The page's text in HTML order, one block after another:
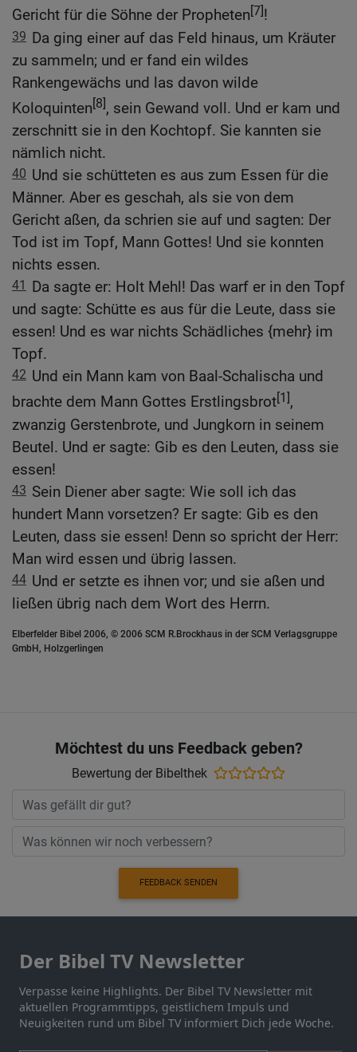
Gericht für die Söhne der Propheten[7]!
39 Da ging einer auf das Feld hinaus, um Kräuter
zu sammeln; und er fand ein wildes
Rankengewächs und las davon wilde
Koloquinten[8], sein Gewand voll. Und er kam und
zerschnitt sie in den Kochtopf. Sie kannten sie
nämlich nicht.
40 Und sie schütteten es aus zum Essen für die
Männer. Aber es geschah, als sie von dem
Gericht aßen, da schrien sie auf und sagten: Der
Tod ist im Topf, Mann Gottes! Und sie konnten
nichts essen.
41
Da sagte er: Holt Mehl! Das warf er in den Topf
und sagte: Schütte es aus für die Leute, dass sie
essen! Und es war nichts Schädliches {mehr} im
Topf.
42 Und ein Mann kam von Baal-Schalischa und
brachte dem Mann Gottes Erstlingsbrot[1],
zwanzig Gerstenbrote, und Jungkorn in seinem
Beutel. Und er sagte: Gib es den Leuten, dass sie
essen!
43 Sein Diener aber sagte: Wie soll ich das
hundert Mann vorsetzen? Er sagte: Gib es den
Leuten, dass sie essen! Denn so spricht der Herr:
Man wird essen und übrig lassen.
44 Und er setzte es ihnen vor; und sie aßen und
ließen übrig nach dem Wort des Herrn.
Elberfelder Bibel 2006, © 2006 SCM R.Brockhaus in der SCM Verlagsgruppe
GmbH, Holzgerlingen
Möchtest du uns Feedback geben?
Bewertung der Bibelthek
FEEDBACK SENDEN
Der Bibel TV Newsletter
Verpasse keine Highlights. Der Bibel TV Newsletter mit
aktuellen Programmtipps, geistlichem Impuls und
Neuigkeiten rund um Bibel TV informiert Dich jede Woche.